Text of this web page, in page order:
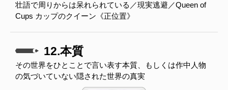
壮語で周りからは呆れられている／現実逃避／Queen of
Cups カップのクイーン《正位置》
12.本質
その世界をひとことで言い表す本質、もしくは作中人物
の気づいていない隠された世界の真実